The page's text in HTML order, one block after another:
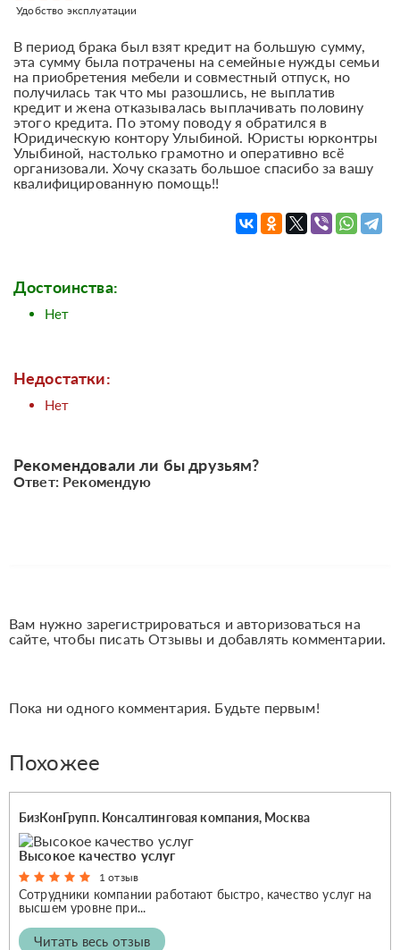
Удобство эксплуатации
В период брака был взят кредит на большую сумму,
эта сумму была потрачены на семейные нужды семьи
на приобретения мебели и совместный отпуск, но
получилась так что мы разошлись, не выплатив
кредит и жена отказывалась выплачивать половину
этого кредита. По этому поводу я обратился в
Юридическую контору Улыбиной. Юристы юрконтры
Улыбиной, настолько грамотно и оперативно всё
организовали. Хочу сказать большое спасибо за вашу
квалифицированную помощь!!
Достоинства:
Нет
Недостатки:
Нет
Рекомендовали ли бы друзьям?
Ответ: Рекомендую
Вам нужно зарегистрироваться и авторизоваться на
сайте, чтобы писать Отзывы и добавлять комментарии.
Пока ни одного комментария. Будьте первым!
Похожее
БизКонГрупп. Консалтинговая компания, Москва
Высокое качество услуг
1 отзыв
Сотрудники компании работают быстро, качество услуг на
высшем уровне при...
Читать весь отзыв